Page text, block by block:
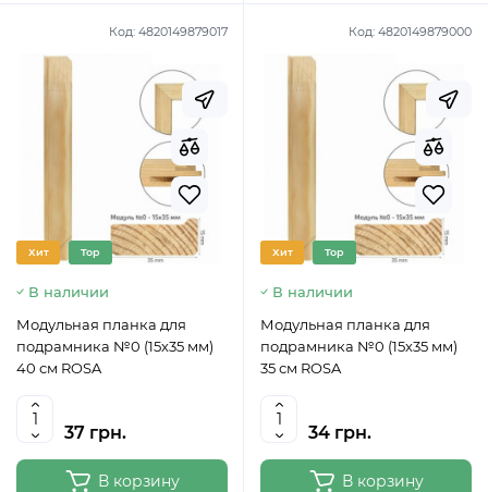
Код: 4820149879017
Хит Top
В наличии
Модульная планка для
подрамника №0 (15х35 мм)
40 см ROSA
37 грн.
В корзину
Код: 4820149879000
Хит Top
В наличии
Модульная планка для
подрамника №0 (15х35 мм)
35 см ROSA
34 грн.
В корзину